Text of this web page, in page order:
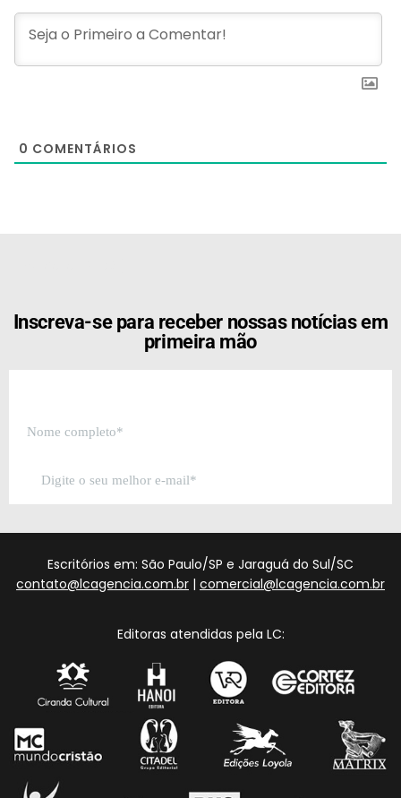
0 COMENTÁRIOS
Inscreva-se para receber nossas notícias em
primeira mão
Escritórios em: São Paulo/SP e Jaraguá do Sul/SC
contato@lcagencia.com.br | comercial@lcagencia.com.br
Editoras atendidas pela LC: